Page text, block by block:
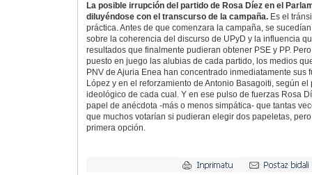
La posible irrupción del partido de Rosa Díez en el
diluyéndose con el transcurso de la campaña.Es el
práctica. Antes de que comenzara la campaña, se
sobre la coherencia del discurso de UPyD y la influencia
resultados que finalmente pudieran obtener PSE y PP.
puesto en juego las alubias de cada partido, los medios
PNV de Ajuria Enea han concentrado inmediatamente sus
López y en el reforzamiento de Antonio Basagoiti, según
ideológico de cada cual. Y en ese pulso de fuerzas Rosa
papel de anécdota -más o menos simpática- que tantas
que muchos votarían si pudieran elegir dos papeletas,
primera opción.